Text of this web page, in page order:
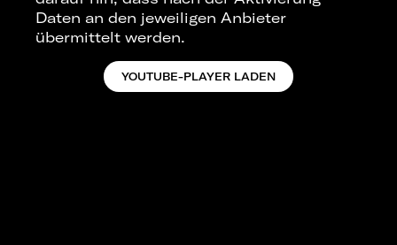
Daten an den jeweiligen Anbieter
übermittelt werden.
YOUTUBE-PLAYER LADEN